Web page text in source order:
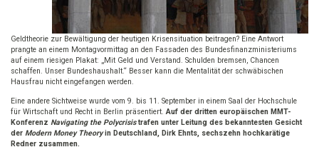
Geldtheorie zur Bewältigung der heutigen Krisensituation beitragen? Eine Antwort
prangte an einem Montagvormittag an den Fassaden des Bundesfinanzministeriums
auf einem riesigen Plakat: „Mit Geld und Verstand. Schulden bremsen, Chancen
schaffen. Unser Bundeshaushalt.“ Besser kann die Mentalität der schwäbischen
Hausfrau nicht eingefangen werden.
Eine andere Sichtweise wurde vom 9. bis 11. September in einem Saal der Hochschule
für Wirtschaft und Recht in Berlin präsentiert.Auf der dritten europäischen MMT-
Konferenz Navigating the Polycrisistrafen unter Leitung des bekanntesten Gesicht
der Modern Money Theoryin Deutschland, Dirk Ehnts, sechszehn hochkarätige
Redner zusammen.